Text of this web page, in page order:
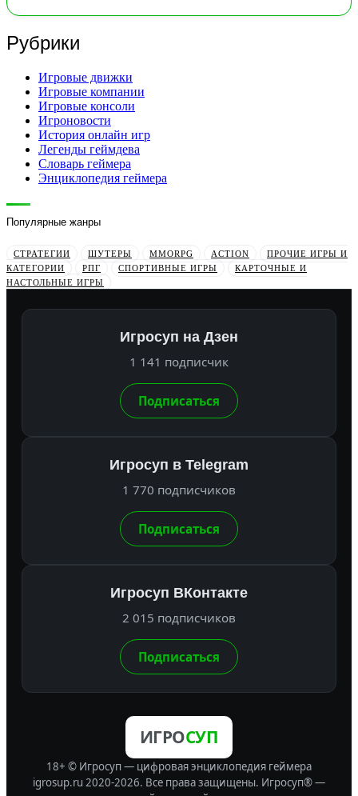
Рубрики
Игровые движки
Игровые компании
Игровые консоли
Игроновости
История онлайн игр
Легенды геймдева
Словарь геймера
Энциклопедия геймера
Популярные жанры
СТРАТЕГИИ ШУТЕРЫ MMORPG ACTION
ПРОЧИЕ ИГРЫ И
КАТЕГОРИИ
РПГ СПОРТИВНЫЕ ИГРЫ
КАРТОЧНЫЕ И
НАСТОЛЬНЫЕ ИГРЫ
Игросуп на Дзен
1 141 подписчик
Подписаться
Игросуп в Telegram
1 770 подписчиков
Подписаться
Игросуп ВКонтакте
2 015 подписчиков
Подписаться
ИГРОСУП
18+ © Игросуп — цифровая энциклопедия геймера
igrosup.ru 2020-2026. Все права защищены. Игросуп® —